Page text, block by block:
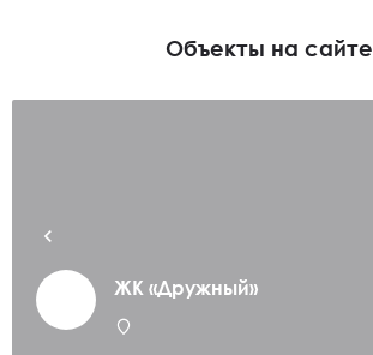
Объекты на сайте
ЖК «Дружный»